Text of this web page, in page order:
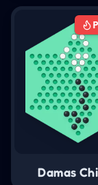
Damas